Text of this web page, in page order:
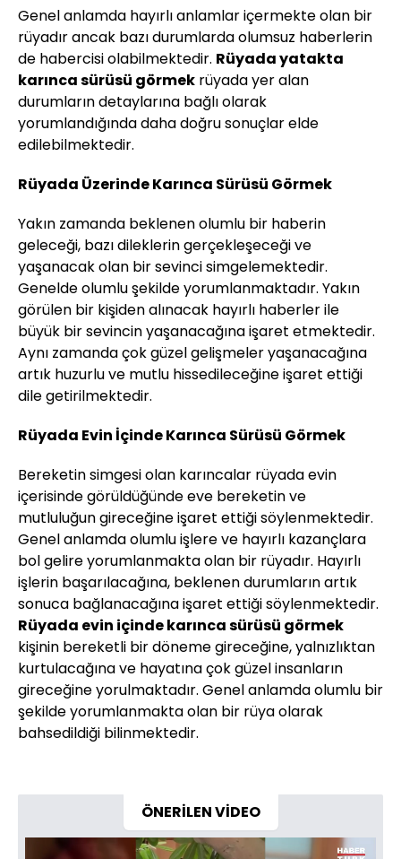
Genel anlamda hayırlı anlamlar içermekte olan bir
rüyadır ancak bazı durumlarda olumsuz haberlerin
de habercisi olabilmektedir. Rüyada yatakta
karınca sürüsü görmek rüyada yer alan
durumların detaylarına bağlı olarak
yorumlandığında daha doğru sonuçlar elde
edilebilmektedir.
Rüyada Üzerinde Karınca Sürüsü Görmek
Yakın zamanda beklenen olumlu bir haberin
geleceği, bazı dileklerin gerçekleşeceği ve
yaşanacak olan bir sevinci simgelemektedir.
Genelde olumlu şekilde yorumlanmaktadır. Yakın
görülen bir kişiden alınacak hayırlı haberler ile
büyük bir sevincin yaşanacağına işaret etmektedir.
Aynı zamanda çok güzel gelişmeler yaşanacağına
artık huzurlu ve mutlu hissedileceğine işaret ettiği
dile getirilmektedir.
Rüyada Evin İçinde Karınca Sürüsü Görmek
Bereketin simgesi olan karıncalar rüyada evin
içerisinde görüldüğünde eve bereketin ve
mutluluğun gireceğine işaret ettiği söylenmektedir.
Genel anlamda olumlu işlere ve hayırlı kazançlara
bol gelire yorumlanmakta olan bir rüyadır. Hayırlı
işlerin başarılacağına, beklenen durumların artık
sonuca bağlanacağına işaret ettiği söylenmektedir.
Rüyada evin içinde karınca sürüsü görmek
kişinin bereketli bir döneme gireceğine, yalnızlıktan
kurtulacağına ve hayatına çok güzel insanların
gireceğine yorulmaktadır. Genel anlamda olumlu bir
şekilde yorumlanmakta olan bir rüya olarak
bahsedildiği bilinmektedir.
ÖNERİLEN VİDEO